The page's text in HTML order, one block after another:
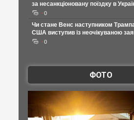
за несанкціоновану поїздку в
0
Чи стане Венс наступником
США виступив із неочікуваною
0
ФОТО